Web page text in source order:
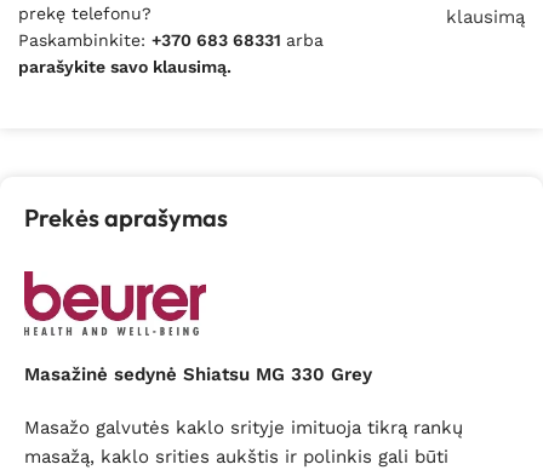
prekę telefonu?
Paskambinkite: +370 683 68331 arba
parašykite savo klausimą.
klausimą
Prekės aprašymas
Masažinė sedynė Shiatsu MG 330 Grey
Masažo galvutės kaklo srityje imituoja tikrą rankų
masažą, kaklo srities aukštis ir polinkis gali būti